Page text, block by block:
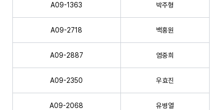
A09-1363 박주형
A09-2718 백홍원
A09-2887 염중희
A09-2350 우효진
A09-2068 유병열